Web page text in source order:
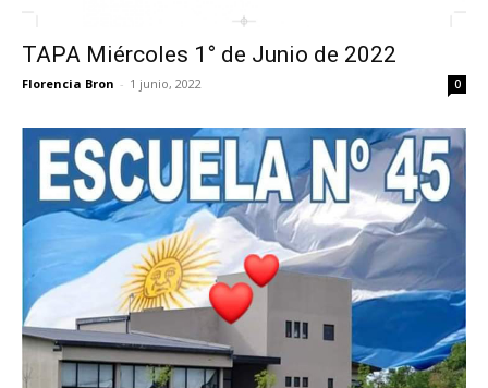
TAPA Miércoles 1° de Junio de 2022
Florencia Bron - 1 junio, 2022 0